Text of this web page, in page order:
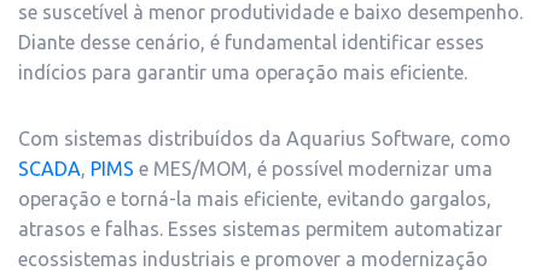
se suscetível à menor produtividade e baixo desempenho.
Diante desse cenário, é fundamental identificar esses
indícios para garantir uma operação mais eficiente.
Com sistemas distribuídos da Aquarius Software, como
SCADA, PIMS e MES/MOM, é possível modernizar uma
operação e torná-la mais eficiente, evitando gargalos,
atrasos e falhas. Esses sistemas permitem automatizar
ecossistemas industriais e promover a modernização